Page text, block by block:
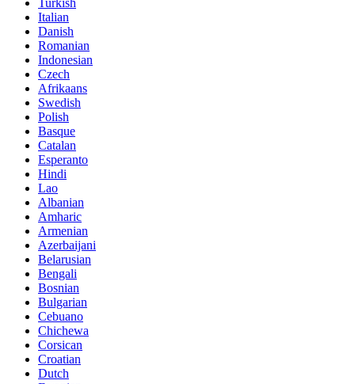
Turkish
Italian
Danish
Romanian
Indonesian
Czech
Afrikaans
Swedish
Polish
Basque
Catalan
Esperanto
Hindi
Lao
Albanian
Amharic
Armenian
Azerbaijani
Belarusian
Bengali
Bosnian
Bulgarian
Cebuano
Chichewa
Corsican
Croatian
Dutch